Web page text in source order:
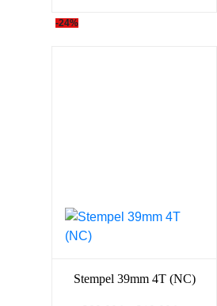
-24%
Stempel 39mm 4T (NC)